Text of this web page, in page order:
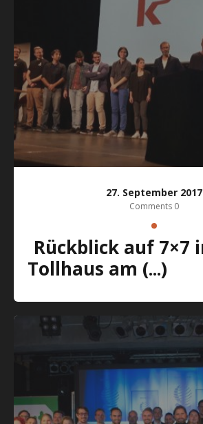
27. September 2017
Comments 0
Rückblick auf 7×7 im
Tollhaus am (...)